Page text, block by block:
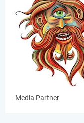
Media Partner